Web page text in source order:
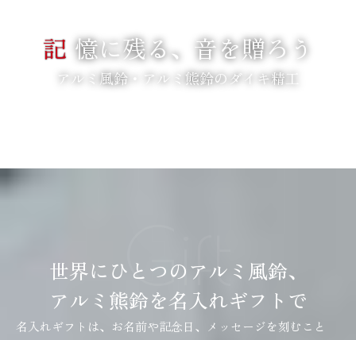
記 憶に残る、音を贈ろう
アルミ風鈴・アルミ熊鈴のダイキ精工
Gift
世界にひとつのアルミ風鈴、
アルミ熊鈴を名入れギフトで
名入れギフトは、お名前や記念日、メッセージを刻むこと